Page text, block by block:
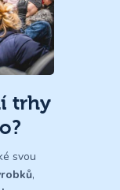
trhy
svou
,